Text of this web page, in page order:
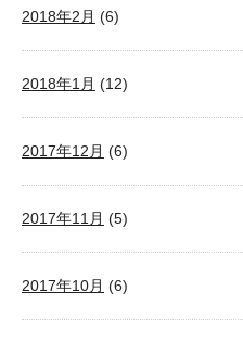
2018年2月 (6)
2018年1月 (12)
2017年12月 (6)
2017年11月 (5)
2017年10月 (6)